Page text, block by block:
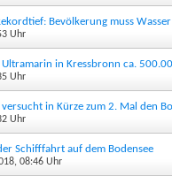
Bevölkerung muss
Uhr
Ultramarin in Kressbronn ca.
Uhr
in Kürze zum 2. Mal den
Uhr
Schifffahrt auf dem Bodensee
08:46 Uhr